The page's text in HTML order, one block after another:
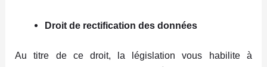
Droit de rectification des données
Au titre de ce droit, la législation vous habilite à